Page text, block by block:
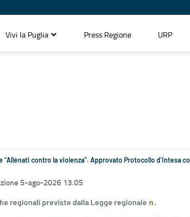
Vivi la Puglia Press Regione URP
contro la violenza”. Approvato Protocollo d’Intesa
5-ago-2026 13.05
regionali previste dalla Legge regionale n.